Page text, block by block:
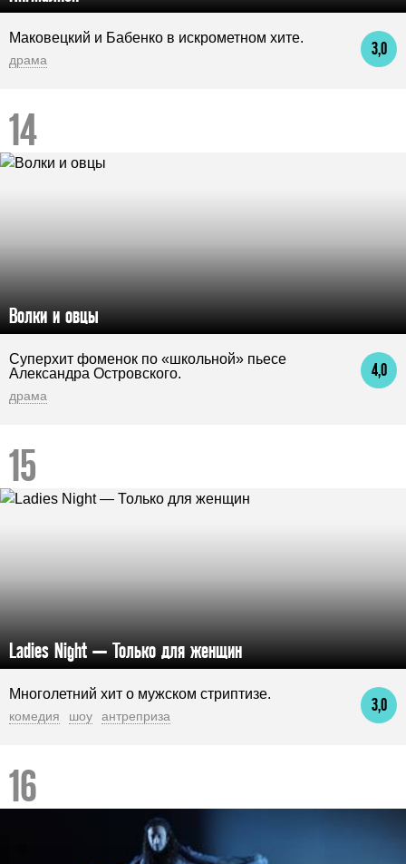
3,0
Маковецкий и Бабенко в искрометном хите.
драма
Волки и овцы
4,0
Суперхит фоменок по «школьной» пьесе
Александра Островского.
драма
Ladies Night — Только для женщин
3,0
Многолетний хит о мужском стриптизе.
комедия шоу антреприза